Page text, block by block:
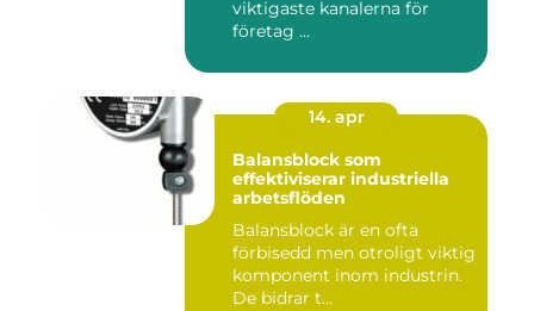
viktigaste kanalerna för
företag ...
14. apr
Balansblock som
effektiviserar industriella
arbetsflöden
Balansblock är en ofta
förbisedd men otroligt viktig
komponent inom industrin.
De bidrar t...